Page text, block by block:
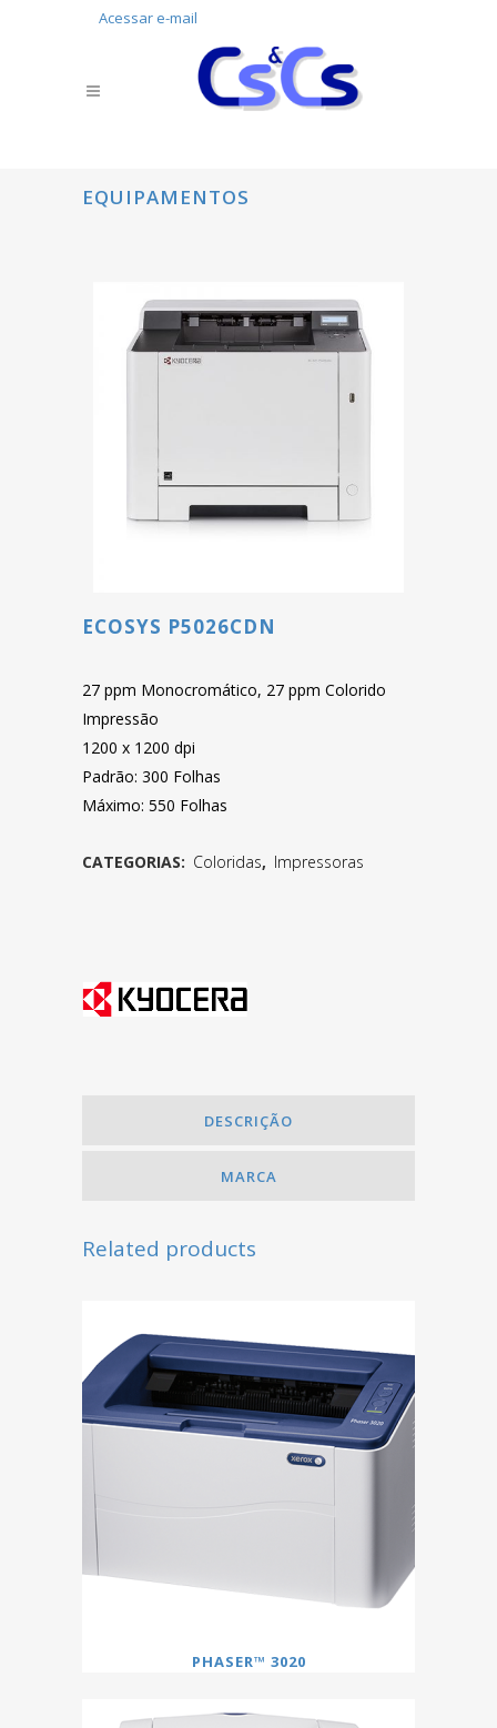
Acessar e-mail
EQUIPAMENTOS
ECOSYS P5026CDN
27 ppm Monocromático, 27 ppm Colorido
Impressão
1200 x 1200 dpi
Padrão: 300 Folhas
Máximo: 550 Folhas
CATEGORIAS: Coloridas, Impressoras
DESCRIÇÃO
MARCA
Related products
PHASER™ 3020